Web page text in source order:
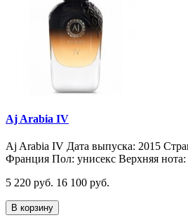
Aj Arabia IV
Aj Arabia IV Дата выпуска: 2015
Франция Пол: унисекс Верхняя нота:
5 220 руб. 16 100 руб.
В корзину